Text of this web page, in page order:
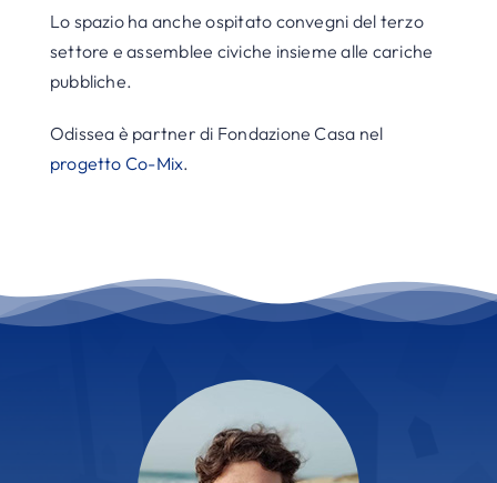
Lo spazio ha anche ospitato convegni del terzo
settore e assemblee civiche insieme alle cariche
pubbliche.
Odissea è partner di Fondazione Casa nel
progetto Co-Mix.